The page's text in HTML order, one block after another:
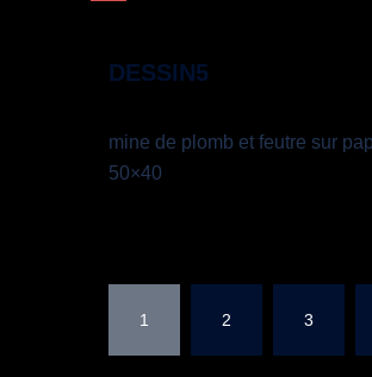
DESSIN5
mine de plomb et feutre sur
50×40
DES
PUBLICATIONS
1 2 3